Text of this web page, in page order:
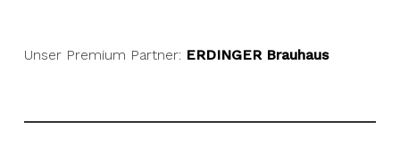
Unser Premium Partner: ERDINGER Brauhaus